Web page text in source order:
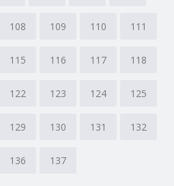
108 109 110 111
115 116 117 118
122 123 124 125
129 130 131 132
136 137